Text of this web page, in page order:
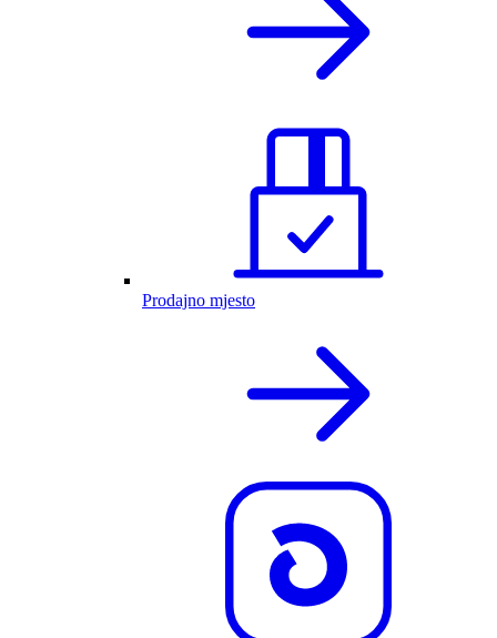
Prodajno mjesto